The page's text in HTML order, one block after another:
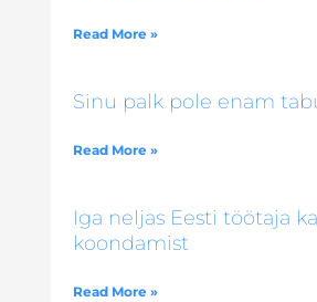
Read More »
Sinu palk pole enam
Read More »
Iga neljas Eesti töötaja
koondamist
Read More »